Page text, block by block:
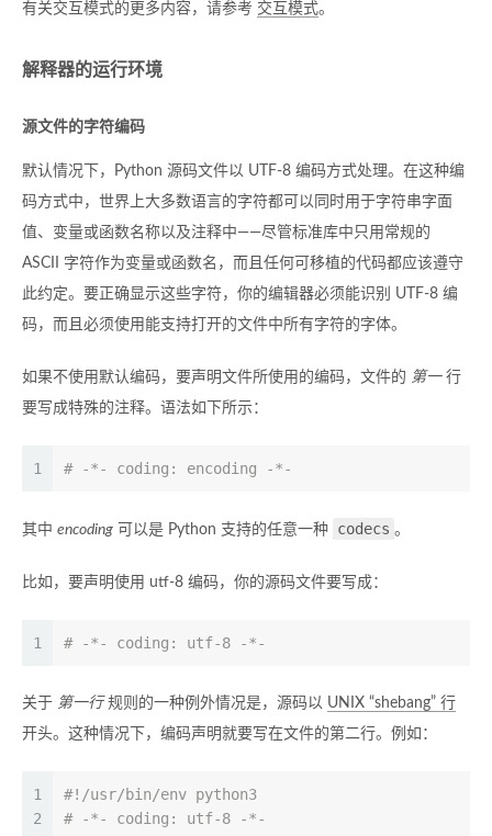
有关交互模式的更多内容，请参考 交互模式。
解释器的运行环境
源文件的字符编码
默认情况下，Python 源码文件以 UTF-8 编码方式处理。在这种编
码方式中，世界上大多数语言的字符都可以同时用于字符串字面
值、变量或函数名称以及注释中——尽管标准库中只用常规的
ASCII 字符作为变量或函数名，而且任何可移植的代码都应该遵守
此约定。要正确显示这些字符，你的编辑器必须能识别 UTF-8 编
码，而且必须使用能支持打开的文件中所有字符的字体。
如果不使用默认编码，要声明文件所使用的编码，文件的 第一行
要写成特殊的注释。语法如下所示：
1 # -*- coding: encoding -*-
其中 encoding 可以是 Python 支持的任意一种 codecs 。
比如，要声明使用 utf-8 编码，你的源码文件要写成：
1 # -*- coding: utf-8 -*-
关于 第一行规则的一种例外情况是，源码以 UNIX “shebang” 行
开头。这种情况下，编码声明就要写在文件的第二行。例如：
1
2
#!/usr/bin/env python3
# -*- coding: utf-8 -*-